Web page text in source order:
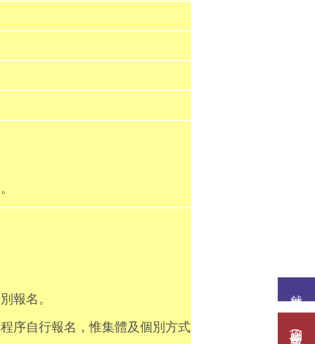
網路報名(填表)系統
報名。
序自行報名，惟集體及個別方式